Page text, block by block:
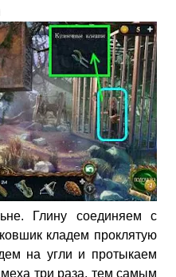
Глину соединяем с
кладем проклятую
на угли и протыкаем
три раза, тем самым